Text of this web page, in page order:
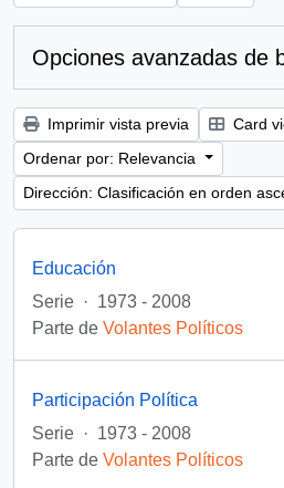
Opciones avanzadas de
Imprimir vista previa Card
Ordenar por: Relevancia
Dirección: Clasificación en orden
Educación
Serie · 1973 - 2008
Parte de Volantes Políticos
Participación Política
Serie · 1973 - 2008
Parte de Volantes Políticos